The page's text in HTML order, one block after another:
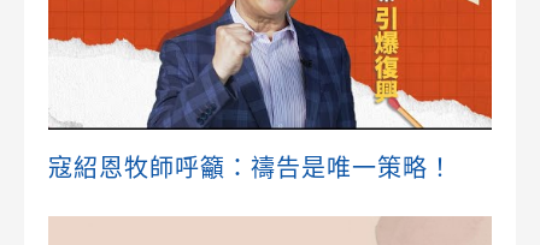
寇紹恩牧師呼籲：禱告是唯一策略！